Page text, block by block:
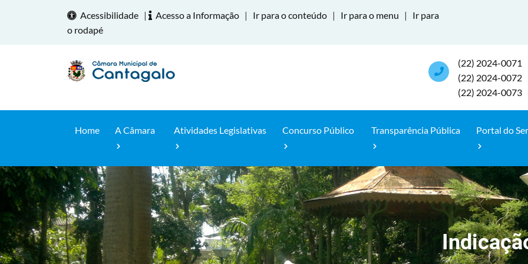
Acessibilidade | Acesso a Informação | Ir para o conteúdo | Ir para o menu |
Ir para
o rodapé
(22) 2024-0071
(22) 2024-0072
(22) 2024-0073
Home A Câmara Atividades Legislativas Concurso Público Transparência Pública Portal do